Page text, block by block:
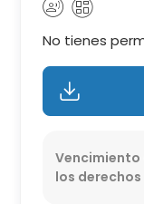
No tienes
Vencimiento
los derechos